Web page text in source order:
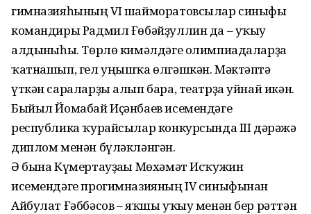
гимназияһының VI шайморатовсылар синыфы
командиры Радмил Ғөбәйҙуллин да – уҡыу
алдынғыһы. Төрлө кимәлдәге олимпиадаларҙа
ҡатнашып, гел уңышҡа өлгәшкән. Мәктәптә
үткән сараларҙы алып бара, театрҙа уйнай икән.
Быйыл Йомабай Иҫәнбаев исемендәге
республика ҡурайсылар конкурсында III дәрәжә
диплом менән бүләкләнгән.
Ә бына Күмертауҙағы Мөхәмәт Ис­ҡужин
исемендәге прогимназияның IV синыфынан
Айбулат Ғәббәсов – яҡшы уҡыу менән бер рәттән